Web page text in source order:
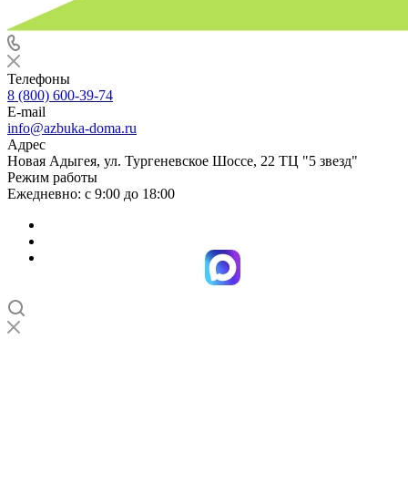
Телефоны
8 (800) 600-39-74
E-mail
info@azbuka-doma.ru
Адрес
Новая Адыгея, ул. Тургеневское Шоссе, 22 ТЦ "5 звезд"
Режим работы
Ежедневно: с 9:00 до 18:00